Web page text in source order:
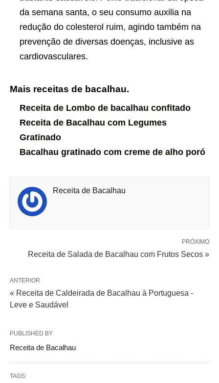
da semana santa, o seu consumo auxilia na
redução do colesterol ruim, agindo também na
prevenção de diversas doenças, inclusive as
cardiovasculares.
Mais receitas de bacalhau.
Receita de Lombo de bacalhau confitado
Receita de Bacalhau com Legumes
Gratinado
Bacalhau gratinado com creme de alho poró
Receita de Bacalhau
PRÓXIMO
Receita de Salada de Bacalhau com Frutos Secos »
ANTERIOR
« Receita de Caldeirada de Bacalhau à Portuguesa -
Leve e Saudável
PUBLISHED BY
Receita de Bacalhau
TAGS: